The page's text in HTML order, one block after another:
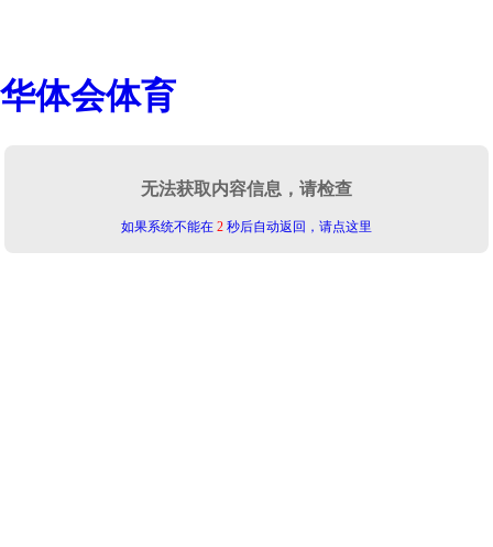
华体会体育
无法获取内容信息，请检查
如果系统不能在 2 秒后自动返回，请点这里